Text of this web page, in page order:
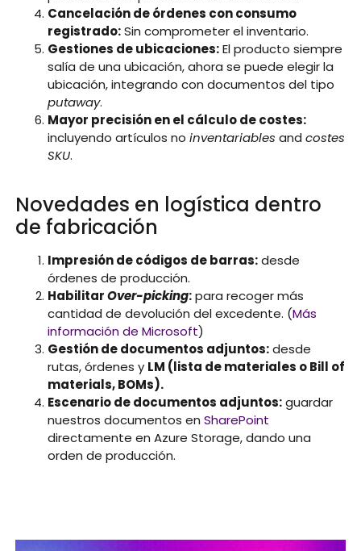
Cancelación de órdenes con consumo
registrado:Sin comprometer el inventario.
Gestiones de ubicaciones:El producto siempre
salía de una ubicación, ahora se puede elegir la
ubicación, integrando con documentos del tipo
putaway.
Mayor precisión en el cálculo de costes:
incluyendo artículos no inventariables and costes
SKU.
Novedades en logística dentro
de fabricación
Impresión de códigos de barras:desde
órdenes de producción.
HabilitarOver-picking:para recoger más
cantidad de devolución del excedente. (Más
información de Microsoft)
Gestión de documentos adjuntos:desde
rutas, órdenes y LM (lista de materiales o Bill of
materials, BOMs).
Escenario de documentos adjuntos:guardar
nuestros documentos en SharePoint
directamente en Azure Storage, dando una
orden de producción.